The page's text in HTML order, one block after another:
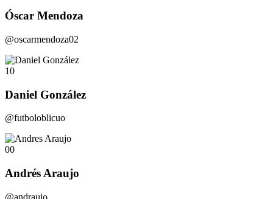
Óscar Mendoza
@oscarmendoza02
10
Daniel González
@futboloblicuo
00
Andrés Araujo
@andraujo